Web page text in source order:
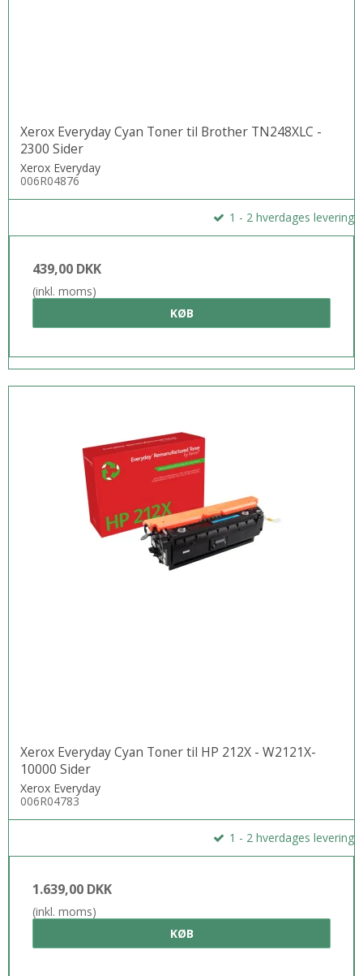
Xerox Everyday Cyan Toner til Brother TN248XLC -
2300 Sider
Xerox Everyday
006R04876
1 - 2 hverdages levering
439,00 DKK
(inkl. moms)
KØB
Xerox Everyday Cyan Toner til HP 212X - W2121X-
10000 Sider
Xerox Everyday
006R04783
1 - 2 hverdages levering
1.639,00 DKK
(inkl. moms)
KØB